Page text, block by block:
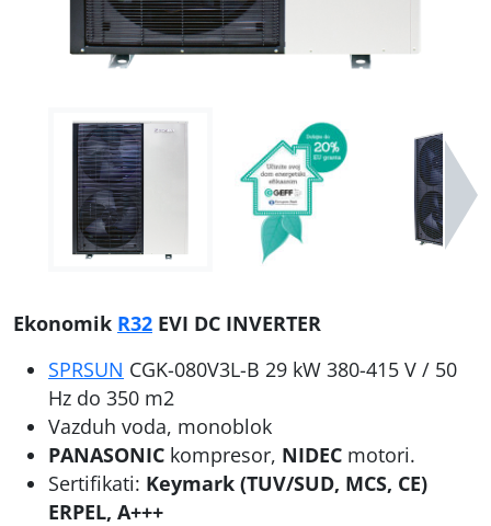
Ekonomik R32 EVI DC INVERTER
SPRSUN CGK-080V3L-B 29 kW 380-415 V / 50
Hz do 350 m2
Vazduh voda, monoblok
PANASONIC kompresor, NIDEC motori.
Sertifikati: Keymark (TUV/SUD, MCS, CE)
ERPEL, A+++